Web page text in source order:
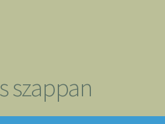
szappan